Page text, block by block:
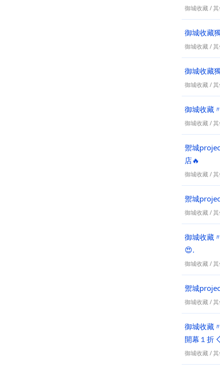
御城收藏/
御城收藏
御城收藏/
御城收藏
御城收藏/
御城收藏
御城收藏/
禦城
店🔥
御城收藏/
禦城
御城收藏/
御城收藏
😍.
御城收藏/
禦城
御城收藏/
御城收藏
開幕１折
御城收藏/